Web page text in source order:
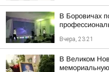
В Боровичах
Вчера, 23:21
В Великом